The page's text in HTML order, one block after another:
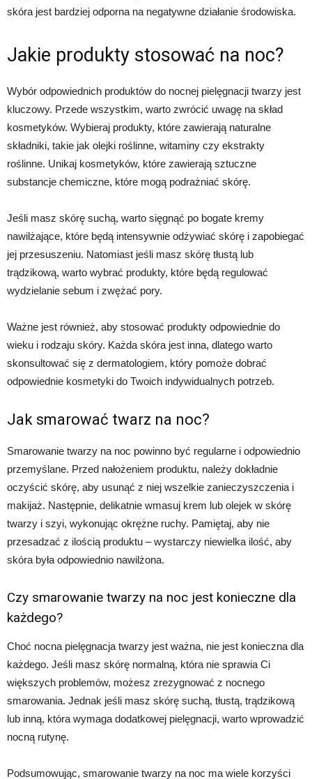
skóra jest bardziej odporna na negatywne działanie środowiska.
Jakie produkty stosować na noc?
Wybór odpowiednich produktów do nocnej pielęgnacji twarzy jest
kluczowy. Przede wszystkim, warto zwrócić uwagę na skład
kosmetyków. Wybieraj produkty, które zawierają naturalne
składniki, takie jak olejki roślinne, witaminy czy ekstrakty
roślinne. Unikaj kosmetyków, które zawierają sztuczne
substancje chemiczne, które mogą podrażniać skórę.
Jeśli masz skórę suchą, warto sięgnąć po bogate kremy
nawilżające, które będą intensywnie odżywiać skórę i zapobiegać
jej przesuszeniu. Natomiast jeśli masz skórę tłustą lub
trądzikową, warto wybrać produkty, które będą regulować
wydzielanie sebum i zwężać pory.
Ważne jest również, aby stosować produkty odpowiednie do
wieku i rodzaju skóry. Każda skóra jest inna, dlatego warto
skonsultować się z dermatologiem, który pomoże dobrać
odpowiednie kosmetyki do Twoich indywidualnych potrzeb.
Jak smarować twarz na noc?
Smarowanie twarzy na noc powinno być regularne i odpowiednio
przemyślane. Przed nałożeniem produktu, należy dokładnie
oczyścić skórę, aby usunąć z niej wszelkie zanieczyszczenia i
makijaż. Następnie, delikatnie wmasuj krem lub olejek w skórę
twarzy i szyi, wykonując okrężne ruchy. Pamiętaj, aby nie
przesadzać z ilością produktu – wystarczy niewielka ilość, aby
skóra była odpowiednio nawilżona.
Czy smarowanie twarzy na noc jest konieczne dla
każdego?
Choć nocna pielęgnacja twarzy jest ważna, nie jest konieczna dla
każdego. Jeśli masz skórę normalną, która nie sprawia Ci
większych problemów, możesz zrezygnować z nocnego
smarowania. Jednak jeśli masz skórę suchą, tłustą, trądzikową
lub inną, która wymaga dodatkowej pielęgnacji, warto wprowadzić
nocną rutynę.
Podsumowując, smarowanie twarzy na noc ma wiele korzyści